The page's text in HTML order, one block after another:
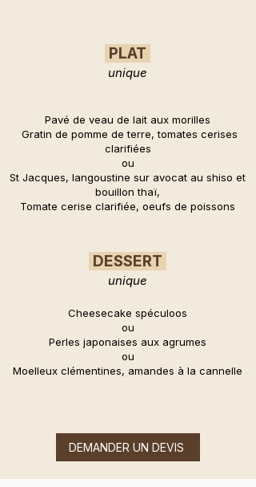
PLAT
unique
Pavé de veau de lait aux morilles
Gratin de pomme de terre, tomates cerises
clarifiées
ou
St Jacques, langoustine sur avocat au shiso et
bouillon thaï,
Tomate cerise clarifiée, oeufs de poissons
DESSERT
unique
Cheesecake spéculoos
ou
Perles japonaises aux agrumes
ou
Moelleux clémentines, amandes à la cannelle
DEMANDER UN DEVIS